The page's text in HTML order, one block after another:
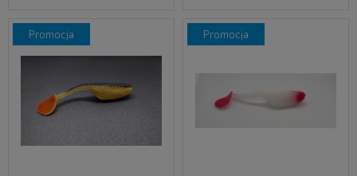
promocja promocja